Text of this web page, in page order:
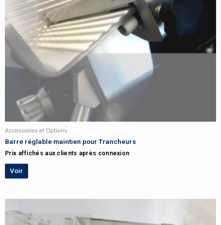
Accessoires et Options
Barre réglable maintien pour Trancheurs
Prix affichés aux clients après connexion
Voir